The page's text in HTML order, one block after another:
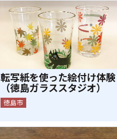
転写紙を使った絵付け体験
（徳島ガラススタジオ）
徳島市